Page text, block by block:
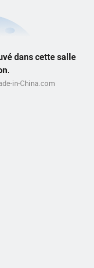
dans cette salle
in-China.com